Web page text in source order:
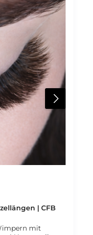
| CFB
mit